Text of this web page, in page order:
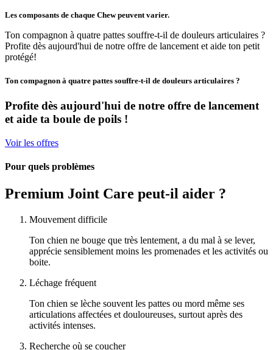
Les composants de chaque Chew peuvent varier.
Ton compagnon à quatre pattes souffre-t-il de douleurs articulaires ?
Profite dès aujourd'hui de notre offre de lancement et aide ton petit
protégé!
Ton compagnon à quatre pattes souffre-t-il de douleurs articulaires ?
Profite dès aujourd'hui de notre offre de lancement
etaide ta boule de poils !
Voir les offres
Pour quels problèmes
Premium Joint Care peut-il aider ?
Mouvement difficile
Ton chien ne bouge que très lentement, a du mal à se lever,
apprécie sensiblement moins les promenades et les activités ou
boite.
Léchage fréquent
Ton chien se lèche souvent les pattes ou mord même ses
articulations affectées et douloureuses, surtout après des
activités intenses.
Recherche où se coucher